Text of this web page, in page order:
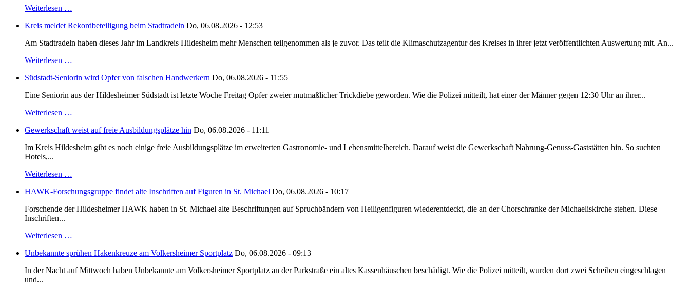
Weiterlesen …
Kreis meldet Rekordbeteiligung beim Stadtradeln Do, 06.08.2026 - 12:53
Am Stadtradeln haben dieses Jahr im Landkreis Hildesheim mehr Menschen teilgenommen als je zuvor. Das teilt die Klimaschutzagentur des Kreises in ihrer jetzt veröffentlichten Auswertung mit. An...
Weiterlesen …
Südstadt-Seniorin wird Opfer von falschen Handwerkern Do, 06.08.2026 - 11:55
Eine Seniorin aus der Hildesheimer Südstadt ist letzte Woche Freitag Opfer zweier mutmaßlicher Trickdiebe geworden. Wie die Polizei mitteilt, hat einer der Männer gegen 12:30 Uhr an ihrer...
Weiterlesen …
Gewerkschaft weist auf freie Ausbildungsplätze hin Do, 06.08.2026 - 11:11
Im Kreis Hildesheim gibt es noch einige freie Ausbildungsplätze im erweiterten Gastronomie- und Lebensmittelbereich. Darauf weist die Gewerkschaft Nahrung-Genuss-Gaststätten hin. So suchten
Hotels,...
Weiterlesen …
HAWK-Forschungsgruppe findet alte Inschriften auf Figuren in St. Michael Do, 06.08.2026 - 10:17
Forschende der Hildesheimer HAWK haben in St. Michael alte Beschriftungen auf Spruchbändern von Heiligenfiguren wiederentdeckt, die an der Chorschranke der Michaeliskirche stehen. Diese
Inschriften...
Weiterlesen …
Unbekannte sprühen Hakenkreuze am Volkersheimer Sportplatz Do, 06.08.2026 - 09:13
In der Nacht auf Mittwoch haben Unbekannte am Volkersheimer Sportplatz an der Parkstraße ein altes Kassenhäuschen beschädigt. Wie die Polizei mitteilt, wurden dort zwei Scheiben eingeschlagen
und...